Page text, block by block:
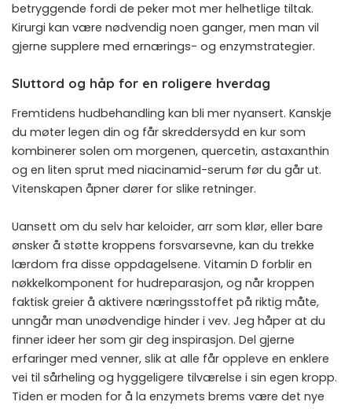
betryggende fordi de peker mot mer helhetlige tiltak.
Kirurgi kan være nødvendig noen ganger, men man vil
gjerne supplere med ernærings- og enzymstrategier.
Sluttord og håp for en roligere hverdag
Fremtidens hudbehandling kan bli mer nyansert. Kanskje
du møter legen din og får skreddersydd en kur som
kombinerer solen om morgenen, quercetin, astaxanthin
og en liten sprut med niacinamid-serum før du går ut.
Vitenskapen åpner dører for slike retninger.
Uansett om du selv har keloider, arr som klør, eller bare
ønsker å støtte kroppens forsvarsevne, kan du trekke
lærdom fra disse oppdagelsene. Vitamin D forblir en
nøkkelkomponent for hudreparasjon, og når kroppen
faktisk greier å aktivere næringsstoffet på riktig måte,
unngår man unødvendige hinder i vev. Jeg håper at du
finner ideer her som gir deg inspirasjon. Del gjerne
erfaringer med venner, slik at alle får oppleve en enklere
vei til sårheling og hyggeligere tilværelse i sin egen kropp.
Tiden er moden for å la enzymets brems være det nye